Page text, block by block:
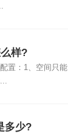
样?
置：1、空间只能
多少?